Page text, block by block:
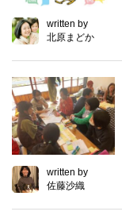
written by
北原まどか
written by
佐藤沙織